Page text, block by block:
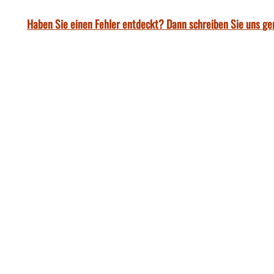
Haben Sie einen Fehler entdeckt? Dann schreiben Sie uns